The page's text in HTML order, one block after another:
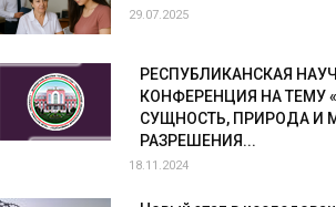
29.07.2025
РЕСПУБЛИКАНСКАЯ
КОНФЕРЕНЦИЯ НА ТЕМУ
СУЩНОСТЬ, ПРИРОДА И
РАЗРЕШЕНИЯ...
18.11.2024